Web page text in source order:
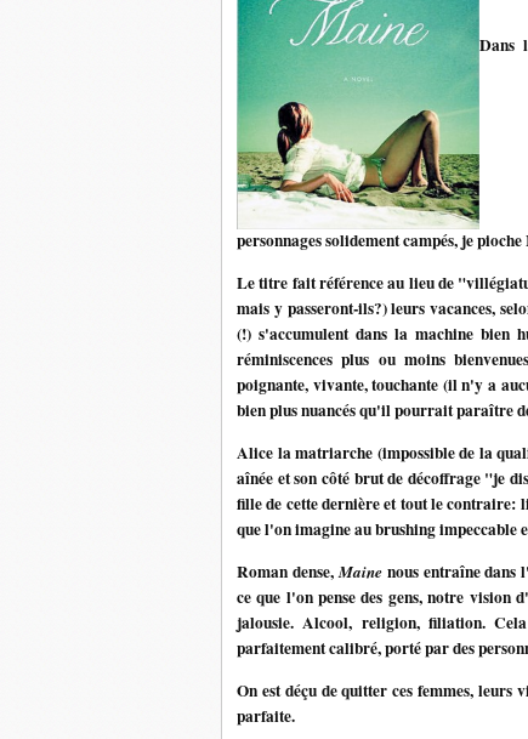
Dans
personnages solidement campés, je
Le titre fait référence au lieu de
mais y passeront-ils?) leurs vacances,
(!) s'accumulent dans la machine bien
réminiscences plus ou moins
poignante, vivante, touchante (il n'y a
bien plus nuancés qu'il pourrait paraître
Alice la matriarche (impossible de la
aînée et son côté brut de décoffrage "je
fille de cette dernière et tout le
que l'on imagine au brushing impeccable
Roman dense,Mainenous entraîne dans
ce que l'on pense des gens, notre
jalousie. Alcool, religion, filiation.
parfaitement calibré, porté par des
On est déçu de quitter ces femmes,
parfaite.